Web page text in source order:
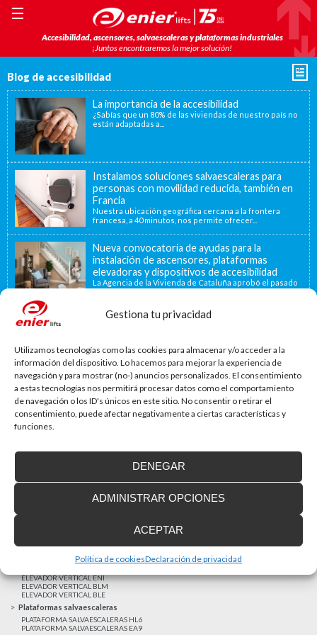
Gestiona tu privacidad
Utilizamos tecnologías como las cookies para almacenar y/o acceder a la
información del dispositivo. Lo hacemos para mejorar la experiencia de
navegación y para mostrar (no-) anuncios personalizados. El consentimiento
a estas tecnologías nos permitirá procesar datos como el comportamiento
de navegación o los ID's únicos en este sitio. No consentir o retirar el
consentimiento, puede afectar negativamente a ciertas características y
funciones.
ACEPTAR
DENEGAR
ADMINISTRAR OPCIONES
Política de cookiesDeclaración de privacidad
Accesibilidad, ascensores, salvaescaleras y plataformas industriales
¡Juntos encontraremos la mejor solución!
☰
Blog de accesibilidad
La importancia de la accesibilidad
¿Sabías que un 80% de las viviendas de nuestro país no
están adaptadas a...
Instalamos soluciones salvaescaleras para
personas con movilidad reducida, también en
Francia
Nuestra ubicación geográfica cercana a la frontera
francesa, a 40 minutos, nos permite ofrecer...
Nueva convocatoria de ayudas para la
instalación de ascensores, plataformas
elevadoras y dispositivos de accesibilidad
La Agencia de la Vivienda de Cataluña aprobó el pasado
15 de noviembre de...
La accesibilidad universal es una prioridad
MAS NOTICIAS
Elevadores verticales
ELEVADOR VERTICAL ENI
ELEVADOR VERTICAL BLM
ELEVADOR VERTICAL BLE
Plataformas salvaescaleras
PLATAFORMA SALVAESCALERAS HL6
PLATAFORMA SALVAESCALERAS EA9